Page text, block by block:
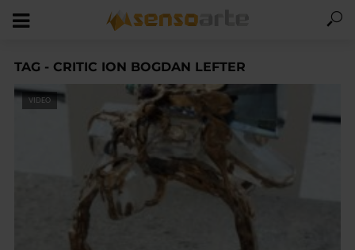
TAG - CRITIC ION BOGDAN LEFTER
VIDEO